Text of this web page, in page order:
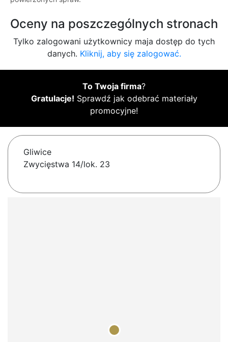
Oceny na poszczególnych stronach
Tylko zalogowani użytkownicy maja dostęp do tych
danych. Kliknij, aby się zalogować.
To Twoja firma?
Gratulacje! Sprawdź jak odebrać materiały
promocyjne!
Gliwice
Zwycięstwa 14/lok. 23